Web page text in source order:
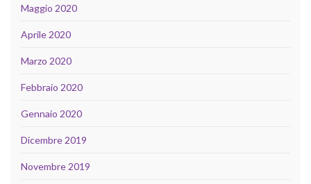
Maggio 2020
Aprile 2020
Marzo 2020
Febbraio 2020
Gennaio 2020
Dicembre 2019
Novembre 2019